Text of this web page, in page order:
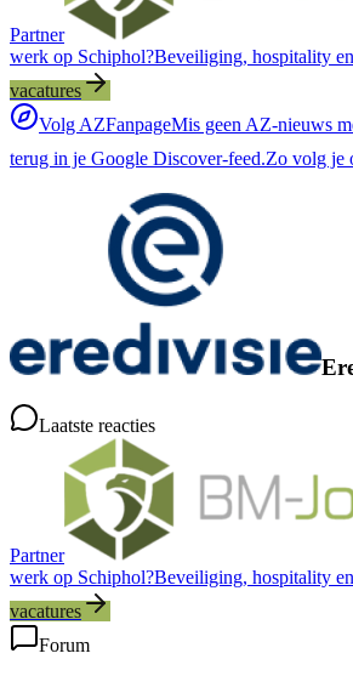
Partner
werk op Schiphol?Beveiliging, hospitality
vacatures
Volg AZFanpageMis geen AZ-nieuws
terug in je Google Discover-feed.Zo volg je
Laatste reacties
Partner
werk op Schiphol?Beveiliging, hospitality
vacatures
Forum